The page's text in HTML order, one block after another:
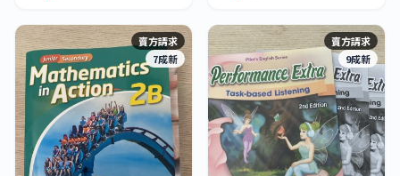
賣方請求
7成新
賣方請求
9成新